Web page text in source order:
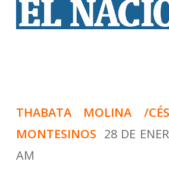
THABATA MOLINA /
MONTESINOS 28 DE
AM